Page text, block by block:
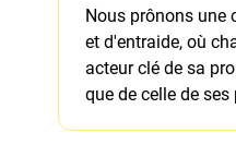
Nous prônons une
et d'entraide, où
acteur clé de sa
que de celle de ses